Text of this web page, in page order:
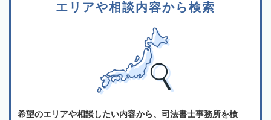
エリアや相談内容から検索
希望のエリアや相談したい内容から、司法書士事務所を検